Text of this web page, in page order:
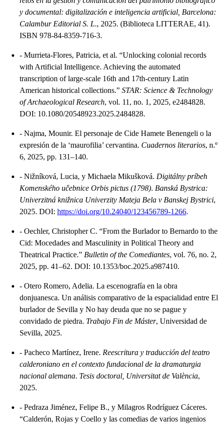
y documental: digitalización e inteligencia artificial, Barcelona:
Calambur Editorial S. L., 2025. (Biblioteca LITTERAE, 41).
ISBN 978-84-8359-716-3.
- Murrieta-Flores, Patricia, et al. “Unlocking colonial records
with Artificial Intelligence. Achieving the automated
transcription of large-scale 16th and 17th-century Latin
American historical collections.” STAR: Science & Technology
of Archaeological Research, vol. 11, no. 1, 2025, e2484828.
DOI: 10.1080/20548923.2025.2484828.
- Najma, Mounir. El personaje de Cide Hamete Benengeli o la
expresión de la ‘maurofilia’ cervantina. Cuadernos literarios, n.º
6, 2025, pp. 131–140.
- Nižníková, Lucia, y Michaela Mikušková. Digitálny príbeh
Komenského učebnice Orbis pictus (1798). Banská Bystrica:
Univerzitná knižnica Univerzity Mateja Bela v Banskej Bystrici,
2025. DOI: https://doi.org/10.24040/123456789-1266.
- Oechler, Christopher C. “From the Burlador to Bernardo to the
Cid: Mocedades and Masculinity in Political Theory and
Theatrical Practice.” Bulletin of the Comediantes, vol. 76, no. 2,
2025, pp. 41–62. DOI: 10.1353/boc.2025.a987410.
- Otero Romero, Adelia. La escenografía en la obra
donjuanesca. Un análisis comparativo de la espacialidad entre El
burlador de Sevilla y No hay deuda que no se pague y
convidado de piedra. Trabajo Fin de Máster, Universidad de
Sevilla, 2025.
- Pacheco Martínez, Irene. Reescritura y traducción del teatro
calderoniano en el contexto fundacional de la dramaturgia
nacional alemana. Tesis doctoral, Universitat de València,
2025.
- Pedraza Jiménez, Felipe B., y Milagros Rodríguez Cáceres.
“Calderón, Rojas y Coello y las comedias de varios ingenios